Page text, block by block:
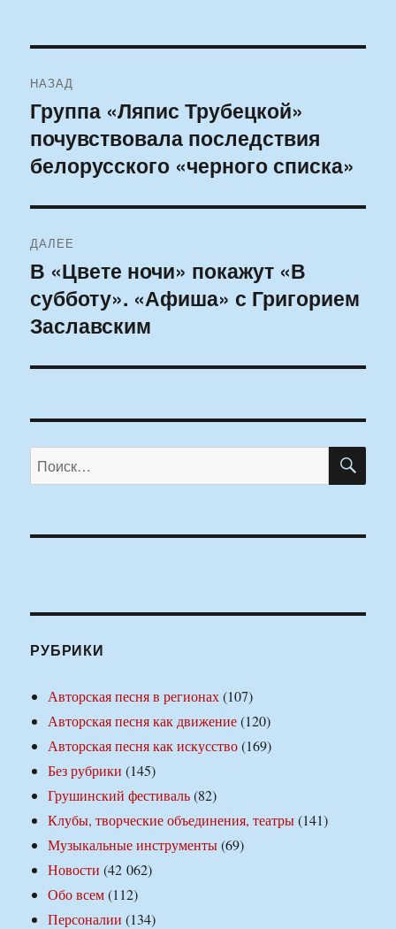
по
записям
НАЗАД
Предыдущая
запись:
Группа «Ляпис Трубецкой»
почувствовала последствия
белорусского «черного списка»
ДАЛЕЕ
Следующая
запись:
В «Цвете ночи» покажут «В
субботу». «Афиша» с Григорием
Заславским
Искать:
РУБРИКИ
Авторская песня в регионах(107)
Авторская песня как движение(120)
Авторская песня как искусство(169)
Без рубрики (145)
Грушинский фестиваль(82)
Клубы, творческие объединения, театры(141)
Музыкальные инструменты(69)
Новости (42 062)
Обо всем(112)
Персоналии (134)